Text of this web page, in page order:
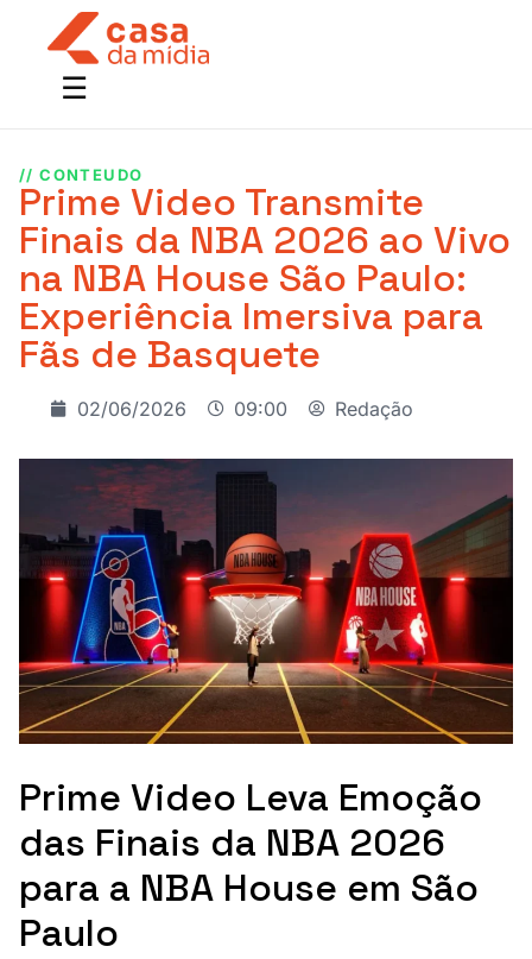
// CONTEUDO
Prime Video Transmite
Finais da NBA 2026 ao Vivo
na NBA House São Paulo:
Experiência Imersiva para
Fãs de Basquete
02/06/2026 09:00 Redação
Prime Video Leva Emoção
das Finais da NBA 2026
para a NBA House em São
Paulo